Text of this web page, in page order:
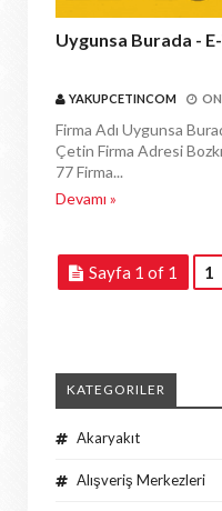
Uygunsa Burada -
YAKUPCETINCOM
Firma Adı Uygunsa
Çetin Firma Adresi
77 Firma...
Devamı »
Sayfa 1 of 1 1
KATEGORILER
Akaryakıt
Alışveriş Merkezleri